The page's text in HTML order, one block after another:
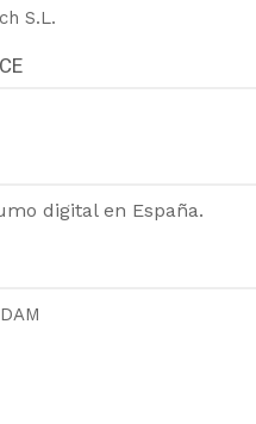
S.L.
digital en España.